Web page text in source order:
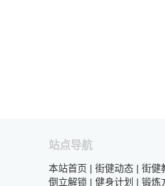
站点导航
本站首页 | 街健动态 | 街健
倒立解锁 | 健身计划 | 锻炼